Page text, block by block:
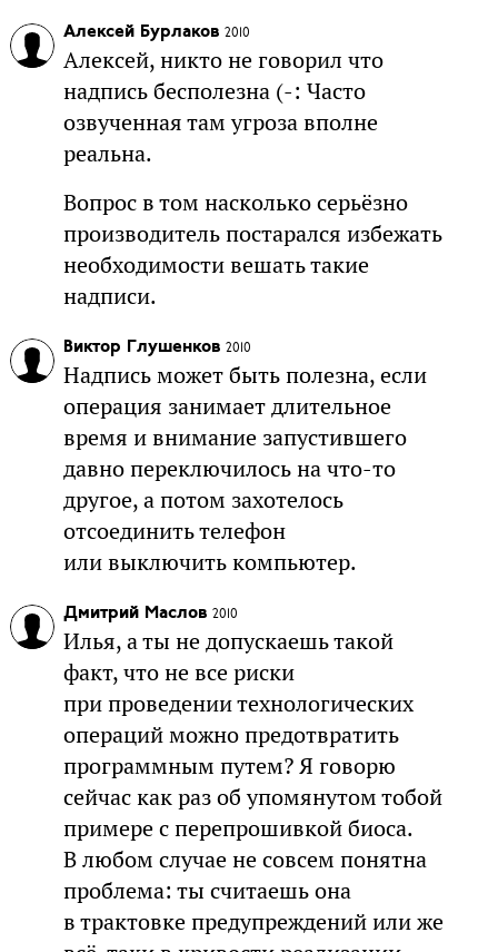
Алексей Бурлаков 2010
Алексей, никто не говорил что
надпись бесполезна (-: Часто
озвученная там угроза вполне
реальна.
Вопрос в том насколько серьёзно
производитель постарался избежать
необходимости вешать такие
надписи.
Виктор Глушенков 2010
Надпись может быть полезна, если
операция занимает длительное
время и внимание запустившего
давно переключилось на что-то
другое, а потом захотелось
отсоединить телефон
или выключить компьютер.
Дмитрий Маслов 2010
Илья, а ты не допускаешь такой
факт, что не все риски
при проведении технологических
операций можно предотвратить
программным путем? Я говорю
сейчас как раз об упомянутом тобой
примере с перепрошивкой биоса.
В любом случае не совсем понятна
проблема: ты считаешь она
в трактовке предупреждений или же